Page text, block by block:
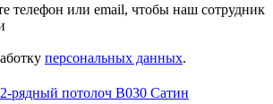
телефон или email, чтобы наш сотрудник
персональных данных.
рядный потолоч В030 Сатин